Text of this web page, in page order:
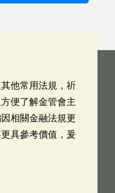
他常用法規，祈
便了解金管會主
相關金融法規更
具參考價值，爰